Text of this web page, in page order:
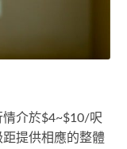
情介於$4~$10/呎
提供相應的整體